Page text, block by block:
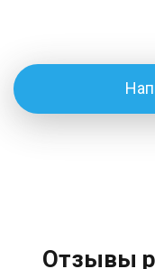
Отзывы